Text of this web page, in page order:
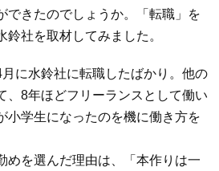
できたのでしょうか。「転職」を
社を取材してみました。
に水鈴社に転職したばかり。他の
、8年ほどフリーランスとして働い
小学生になったのを機に働き方を
めを選んだ理由は、「本作りは一